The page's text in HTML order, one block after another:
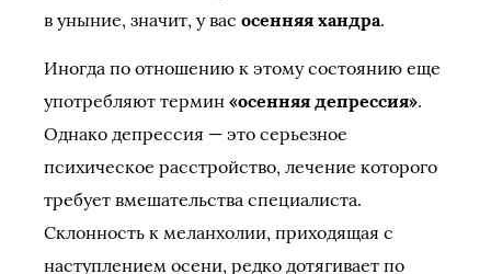
в уныние, значит, у вас осенняя хандра.
Иногда по отношению к этому состоянию еще
употребляют термин «осенняя депрессия».
Однако депрессия — это серьезное
психическое расстройство, лечение которого
требует вмешательства специалиста.
Склонность к меланхолии, приходящая с
наступлением осени, редко дотягивает по